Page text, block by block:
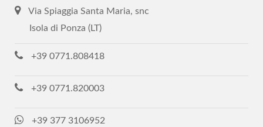
Via Spiaggia Santa Maria, snc
Isola di Ponza (LT)
+39 0771.808418
+39 0771.820003
+39 377 3106952